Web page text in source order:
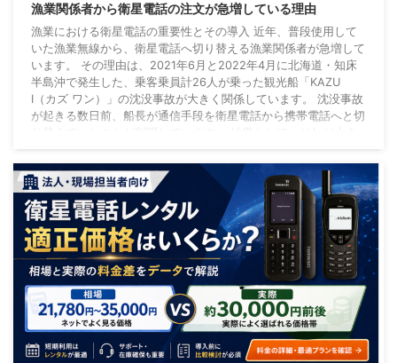
漁業関係者から衛星電話の注文が急増している理由
漁業における衛星電話の重要性とその導入 近年、普段使用して
いた漁業無線から、衛星電話へ切り替える漁業関係者が急増して
います。 その理由は、2021年6月と2022年4月に北海道・知床
半島沖で発生した、乗客乗員計26人が乗った観光船「KAZU
Ⅰ（カズ ワン）」の沈没事故が大きく関係しています。 沈没事故
が起きる数日前、船長が通信手段を衛星電話から携帯電話へと切
帯電話が圏外となっていたため、命 ...